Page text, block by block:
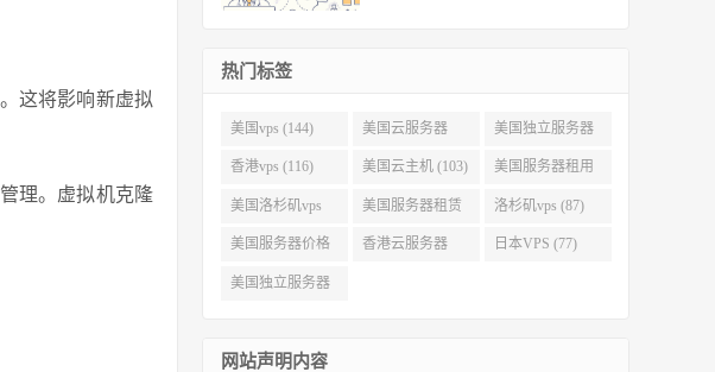
这将影响新虚拟
理。虚拟机克隆
热门标签
美国vps (144) 美国云服务器
(143)
美国独立服务器
(118)
香港vps (116) 美国云主机 (103) 美国服务器租用
(99)
美国洛杉矶vps
(94)
美国服务器租赁
(91)
洛杉矶vps (87)
美国服务器价格
(82)
香港云服务器 日本VPS (77)
美国独立服务器
网站声明内容